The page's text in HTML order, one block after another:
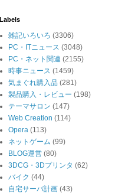
Labels
雑記いろいろ (3306)
PC・ITニュース (3048)
PC・ネット関連 (2155)
時事ニュース (1459)
気まぐれ購入品 (281)
製品購入・レビュー (198)
テーマサロン (147)
Web Creation (114)
Opera (113)
ネットゲーム (99)
BLOG運営 (80)
3DCG・3Dプリンタ (62)
バイク (44)
自宅サーバ計画 (43)